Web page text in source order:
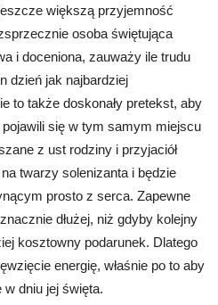
większą przyjemność
osoba świętująca
i doceniona, zauważy ile trudu
dzień jak najbardziej
to także doskonały pretekst, aby
się w tym samym miejscu
z ust rodziny i przyjaciół
twarzy solenizanta i będzie
prosto z serca. Zapewne
dłużej, niż gdyby kolejny
kosztowny podarunek. Dlatego
energię, właśnie po to aby
dniu jej święta.